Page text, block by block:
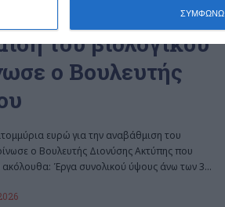
ΣΥΜΦΩΝΩ
για την
του βιολογικού
ο Βουλευτής
ευρώ για την αναβάθμιση του
ο Βουλευτής Διονύσης Ακτύπης που
Έργα συνολικού ύψους άνω των 3…